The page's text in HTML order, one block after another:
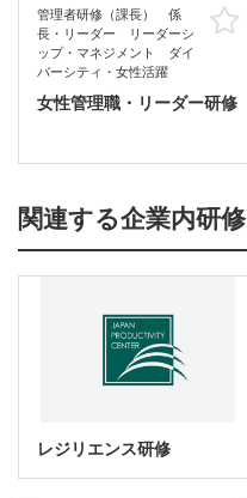
管理者研修（課長） 係
長・リーダー リーダーシ
ップ・マネジメント ダイ
バーシティ・女性活躍
女性管理職・リーダー研修
関連する企業内研修
レジリエンス研修